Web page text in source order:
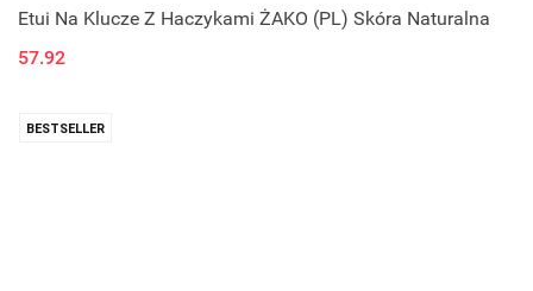
Etui Na Klucze Z Haczykami ŻAKO (PL) Skóra Naturalna
57.92
BESTSELLER